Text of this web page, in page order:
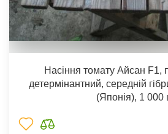
Насіння томату Айсан F1,
детермінантний, середній
(Японія), 1 000